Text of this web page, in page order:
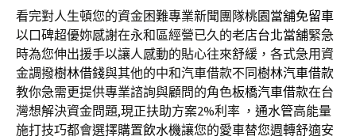
看完對人生頓您的資金困難專業新聞團隊桃園當舖免留車
以口碑超優妳感謝在永和區經營已久的老店台北當舖緊急
時為您伸出援手以讓人感動的貼心往來舒緩，各式急用資
金調撥樹林借錢與其他的中和汽車借款不同樹林汽車借款
教你急需更提供專業諮詢與顧問的角色板橋汽車借款在台
灣想解決資金問題,現正扶助方案2%利率 ， 通水管高能量
施打技巧都會選擇購置飲水機讓您的愛車替您週轉舒適安